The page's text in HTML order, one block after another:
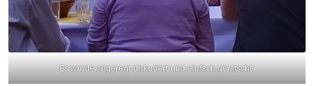
Es wurde angeregt diskutiert und einfach geratscht.